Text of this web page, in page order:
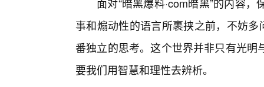
事和煽动性的语言所裹挟之前，不妨
番独立的思考。这个世界并非只有光
要我们用智慧和理性去辨析。